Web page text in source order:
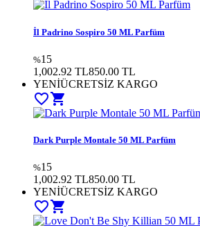
İl Padrino Sospiro 50 ML Parfüm
%15
1,002.92 TL850.00 TL
YENİÜCRETSİZ KARGO
favorite_bordershopping_cart
Dark Purple Montale 50 ML Parfüm
%15
1,002.92 TL850.00 TL
YENİÜCRETSİZ KARGO
favorite_bordershopping_cart